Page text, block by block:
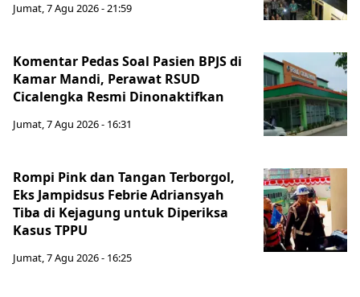
Jumat, 7 Agu 2026 - 21:59
Komentar Pedas Soal Pasien BPJS di
Kamar Mandi, Perawat RSUD
Cicalengka Resmi Dinonaktifkan
Jumat, 7 Agu 2026 - 16:31
Rompi Pink dan Tangan Terborgol,
Eks Jampidsus Febrie Adriansyah
Tiba di Kejagung untuk Diperiksa
Kasus TPPU
Jumat, 7 Agu 2026 - 16:25